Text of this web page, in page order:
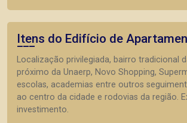
Itens do Edifício de
Localização privilegiada, bairro tradicional
próximo da Unaerp, Novo Shopping,
escolas, academias entre outros
ao centro da cidade e rodovias da região.
investimento.